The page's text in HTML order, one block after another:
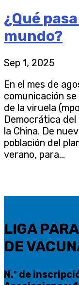
¿Qué
mundo?
Sep 1, 2025
En el mes de
comunicación
de la viruela
Democrática del
la China. De
población del
verano, para...
LIGA
DE
N.º de